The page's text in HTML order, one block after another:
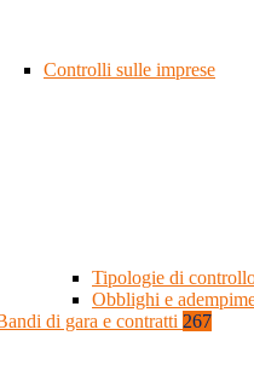
Controlli sulle imprese
Tipologie di
Obblighi e
di gara e contratti 267